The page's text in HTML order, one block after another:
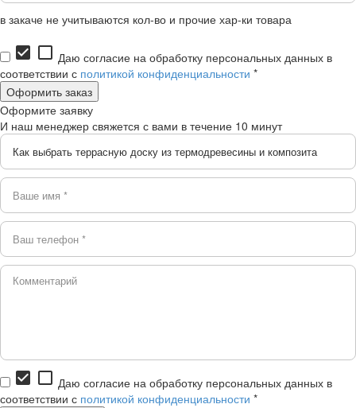
в закаче не учитываются кол-во и прочие хар-ки товара
check_box check_box_outline_blank Даю согласие на обработку персональных данных в
соответствии с политикой конфиденциальности *
Оформите заявку
И наш менеджер свяжется с вами в течение 10 минут
check_box check_box_outline_blank Даю согласие на обработку персональных данных в
соответствии с политикой конфиденциальности *